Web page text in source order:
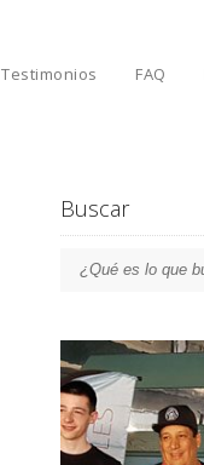
Testimonios FAQ
Buscar